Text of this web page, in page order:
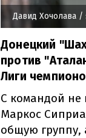
Давид Хочолава /
Донецкий
против
Лиги
С командой не
Маркос
общую группу,